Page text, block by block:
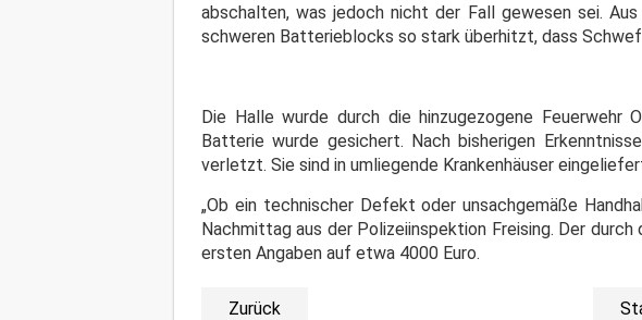
abschalten, was jedoch nicht der Fall gewesen sei.
schweren Batterieblocks so stark überhitzt, dass
Die Halle wurde durch die hinzugezogene
Batterie wurde gesichert. Nach bisherigen
verletzt. Sie sind in umliegende Krankenhäuser
„Ob ein technischer Defekt oder unsachgemäße
Nachmittag aus der Polizeiinspektion Freising. Der
ersten Angaben auf etwa 4000 Euro.
Zurück